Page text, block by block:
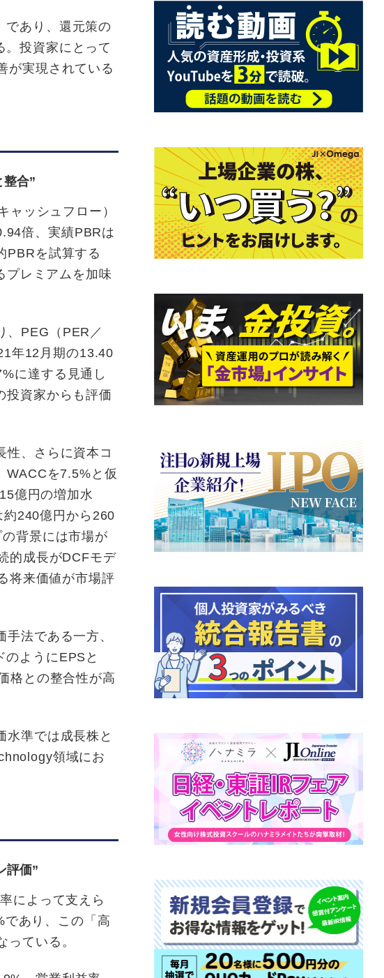
であり、還元策の
。投資家にとって
が実現されている
整合”
ッシュフロー）
倍、実績PBRは
PBRを試算する
プレミアムを加味
、PEG（PER／
年12月期の13.40
に達する見通し
投資家からも評価
性、さらに資本コ
WACCを7.5%と仮
億円の増加水
240億円から260
背景には市場が
的成長がDCFモデ
将来価値が市場評
法である一方、
ようにEPSと
格との整合性が高
水準では成長株と
領域にお
評価”
によって支えら
あり、この「高
ている。